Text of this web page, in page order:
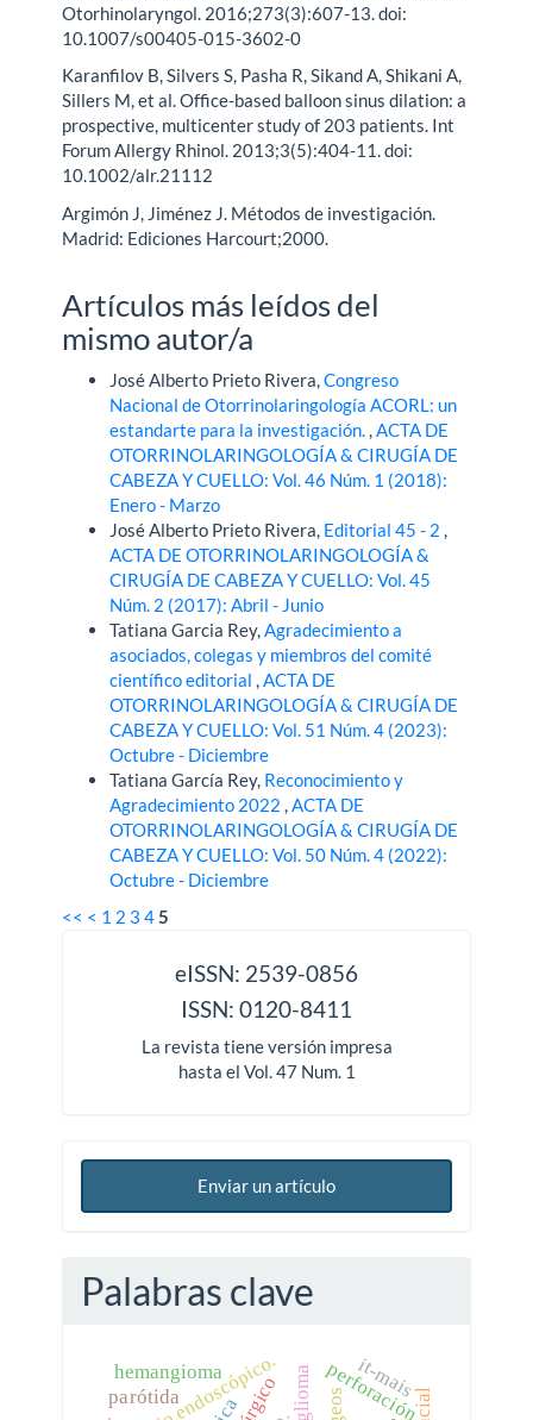
Otorhinolaryngol. 2016;273(3):607-13. doi:
10.1007/s00405-015-3602-0
Karanfilov B, Silvers S, Pasha R, Sikand A, Shikani A,
Sillers M, et al. Office-based balloon sinus dilation: a
prospective, multicenter study of 203 patients. Int
Forum Allergy Rhinol. 2013;3(5):404-11. doi:
10.1002/alr.21112
Argimón J, Jiménez J. Métodos de investigación.
Madrid: Ediciones Harcourt;2000.
Artículos más leídos del
mismo autor/a
José Alberto Prieto Rivera,Congreso
Nacional de Otorrinolaringología ACORL: un
estandarte para la investigación.,ACTA DE
OTORRINOLARINGOLOGÍA & CIRUGÍA DE
CABEZA Y CUELLO: Vol. 46 Núm. 1 (2018):
Enero - Marzo
José Alberto Prieto Rivera, Editorial 45 - 2,
ACTA DE OTORRINOLARINGOLOGÍA &
CIRUGÍA DE CABEZA Y CUELLO: Vol. 45
Núm. 2 (2017): Abril - Junio
Tatiana Garcia Rey,Agradecimiento a
asociados, colegas y miembros del comité
científico editorial,ACTA DE
OTORRINOLARINGOLOGÍA & CIRUGÍA DE
CABEZA Y CUELLO: Vol. 51 Núm. 4 (2023):
Octubre - Diciembre
Tatiana García Rey, Reconocimiento y
Agradecimiento 2022,ACTA DE
OTORRINOLARINGOLOGÍA & CIRUGÍA DE
CABEZA Y CUELLO: Vol. 50 Núm. 4 (2022):
Octubre - Diciembre
<< < 1 2 3 45
eISSN: 2539-0856
ISSN: 0120-8411
La revista tiene versión impresa
hasta el Vol. 47 Num. 1
Enviar un artículo
Palabras clave
perforación
parótida
hemangioma it-mais